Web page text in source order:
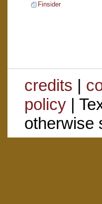
Finsider
credits |
policy|
otherwise